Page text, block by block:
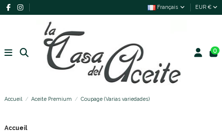
Français EUR €
0
Accueil Aceite Premium Coupage (Varias variedades)
Accueil